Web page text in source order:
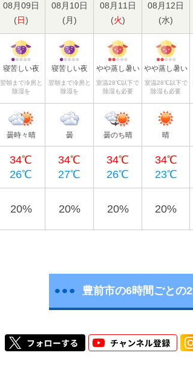
08月09日
(日)
08月10日
(月)
08月11日
(火)
08月12日
(水)
寝苦しい夜
翌朝まで冷房と
除湿を
寝苦しい夜
翌朝まで冷房と
除湿を
やや蒸し暑い
室温28℃以下で
除湿も必要
やや蒸し暑い
室温28℃以下で
除湿も必要
曇時々晴 曇 曇のち晴 晴
34℃
26℃
34℃
27℃
34℃
26℃
34℃
23℃
20% 20% 20% 20%
豊前市の6時間ごとの